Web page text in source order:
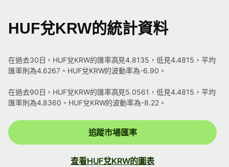
HUF兌KRW的統計資料
在過去30日，HUF兌KRW的匯率高見4.8135，低見4.4815，平均
匯率則為4.6267。HUF兌KRW的波動率為-6.90。
在過去90日，HUF兌KRW的匯率高見5.0561，低見4.4815，平均
匯率則為4.8360。HUF兌KRW的波動率為-8.22。
追蹤市場匯率
查看HUF兌KRW的圖表